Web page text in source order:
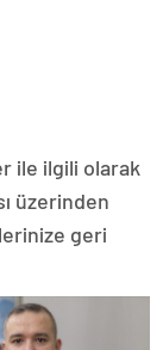
ile ilgili olarak
üzerinden
geri